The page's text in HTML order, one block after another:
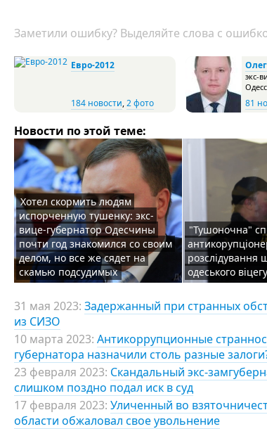
Заметили ошибку? Выделяйте слова с
Евро-2012
184 новости,2 фото
экс-
81
Новости по этой теме:
Хотел скормить людям
испорченную тушенку: экс-
вице-губернатор Одесчины
почти год знакомился со своим
делом, но все же сядет на
скамью подсудимых
"Тушоночна"
розслідування
одеського
31 мая 2023: Задержанный при странных
из СИЗО
10 марта 2023: Антикоррупционные
губернатора назначили столь разные
23 февраля 2023: Скандальный экс-
слишком поздно подал иск в суд
17 февраля 2023: Уличенный во
области обжаловал свое увольнение